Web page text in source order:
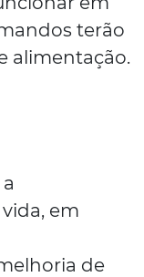
terão
alimentação.
em
de